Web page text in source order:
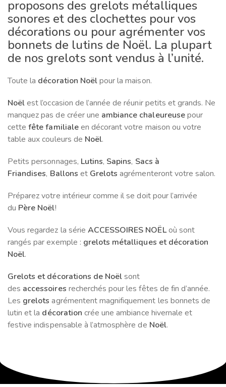
proposons des grelots métalliques
sonores et des clochettes pour vos
décorations ou pour agrémenter vos
bonnets de lutins de Noël. La plupart
de nos grelots sont vendus à l’unité.
Toute la décoration Noëlpour la maison.
Noëlest l’occasion de l’année de réunir petits et grands. Ne
manquez pas de créer une ambiance chaleureusepour
cettefête familialeen décorant votre maison ou votre
table aux couleurs de Noël.
Petits personnages, Lutins, Sapins, Sacs à
Friandises, Ballons et Grelots agrémenteront votre salon.
Préparez votre intérieur comme il se doit pour l’arrivée
du Père Noël!
Vous regardez la série ACCESSOIRES NOËLoù sont
rangés par exemple : grelots métalliques et décoration
Noël.
Grelots et décorations de Noëlsont
des accessoires recherchés pour les fêtes de fin d’année.
Les grelots agrémentent magnifiquement les bonnets de
lutin et la décoration crée une ambiance hivernale et
festive indispensable à l’atmosphère de Noël.